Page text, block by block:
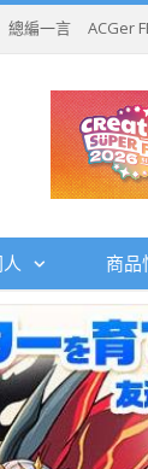
總編一言 ACGer
商品